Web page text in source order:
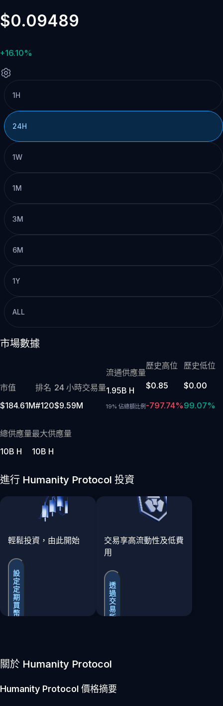
$0.09489
+16.10%
1H
24H
1W
1M
3M
6M
1Y
ALL
市場數據
市值
$184.61M
排名
#120
24 小時交易量
$9.59M
流通供應量
1.95B H
19% 佔總額比例
歷史高位
$0.85
-797.74%
歷史低位
$0.00
99.07%
總供應量
10B H
最大供應量
10B H
進行 Humanity Protocol 投資
輕鬆投資，由此開始
設
定
定
期
買
幣
交易享高流動性及低費
用
透
過
交
易
所
關於 Humanity Protocol
Humanity Protocol 價格摘要